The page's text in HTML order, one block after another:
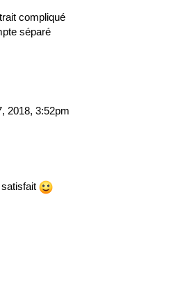
compliqué
séparé
2018, 3:52pm